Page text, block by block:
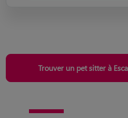
Trouver un pet sitter à